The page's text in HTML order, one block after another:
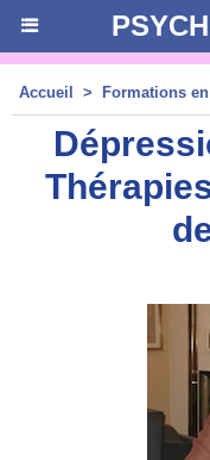
Accueil > Formations